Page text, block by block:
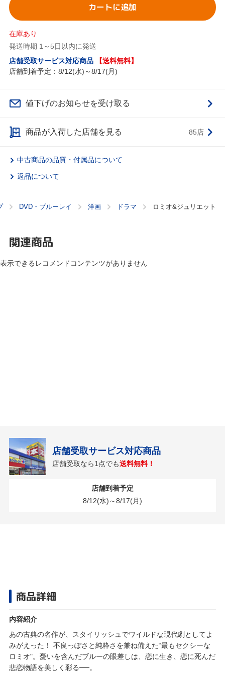
カートに追加
在庫あり
発送時期 1～5日以内に発送
店舗受取サービス対応商品
【送料無料】
店舗到着予定：8/12(水)～8/17(月)
値下げのお知らせを受け取る
商品が入荷した店舗を見る 85店
中古商品の品質・付属品について
返品について
DVD・ブルーレイ 洋画 ドラマ ロミオ&ジュリエット
関連商品
表示できるレコメンドコンテンツがありません
店舗受取サービス対応商品
店舗受取なら1点でも送料無料！
店舗到着予定
8/12(水)～8/17(月)
商品詳細
内容紹介
あの古典の名作が、スタイリッシュでワイルドな現代劇としてよ
みがえった！ 不良っぽさと純粋さを兼ね備えた“最もセクシーな
ロミオ"。憂いを含んだブルーの眼差しは、恋に生き、恋に死んだ
悲恋物語を美しく彩る──。